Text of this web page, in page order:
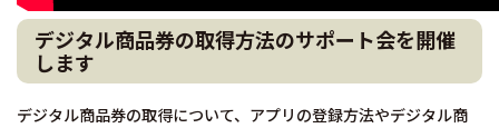
デジタル商品券の取得方法のサポート会を開催
します
デジタル商品券の取得について、アプリの登録方法やデジタル商